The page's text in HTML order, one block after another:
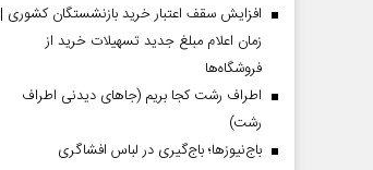
افزایش سقف اعتبار خرید بازنشستگان کشوری |
زمان اعلام مبلغ جدید تسهیلات خرید از
فروشگاه‌ها
اطراف رشت کجا بریم (جاهای دیدنی اطراف
رشت)
باج‌نیوزها؛ باج‌گیری در لباس افشاگری